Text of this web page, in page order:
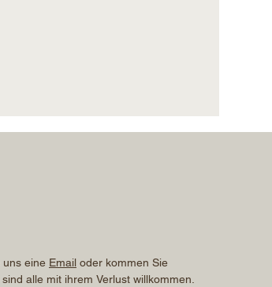
uns eine Email oder kommen Sie
alle mit ihrem Verlust willkommen.